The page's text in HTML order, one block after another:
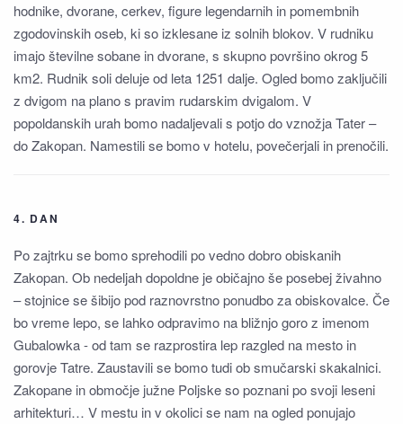
hodnike, dvorane, cerkev, figure legendarnih in pomembnih
zgodovinskih oseb, ki so izklesane iz solnih blokov. V rudniku
imajo številne sobane in dvorane, s skupno površino okrog 5
km2. Rudnik soli deluje od leta 1251 dalje. Ogled bomo zaključili
z dvigom na plano s pravim rudarskim dvigalom. V
popoldanskih urah bomo nadaljevali s potjo do vznožja Tater –
do Zakopan. Namestili se bomo v hotelu, povečerjali in prenočili.
4. DAN
Po zajtrku se bomo sprehodili po vedno dobro obiskanih
Zakopan. Ob nedeljah dopoldne je običajno še posebej živahno
– stojnice se šibijo pod raznovrstno ponudbo za obiskovalce. Če
bo vreme lepo, se lahko odpravimo na bližnjo goro z imenom
Gubalowka - od tam se razprostira lep razgled na mesto in
gorovje Tatre. Zaustavili se bomo tudi ob smučarski skakalnici.
Zakopane in območje južne Poljske so poznani po svoji leseni
arhitekturi… V mestu in v okolici se nam na ogled ponujajo